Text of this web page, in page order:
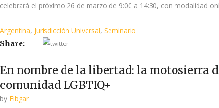
celebrará el próximo 26 de marzo de 9:00 a 14:30, con modalidad
Argentina, Jurisdicción Universal, Seminario
Share:
En nombre de la libertad: la motosierra
comunidad LGBTIQ+
by Fibgar